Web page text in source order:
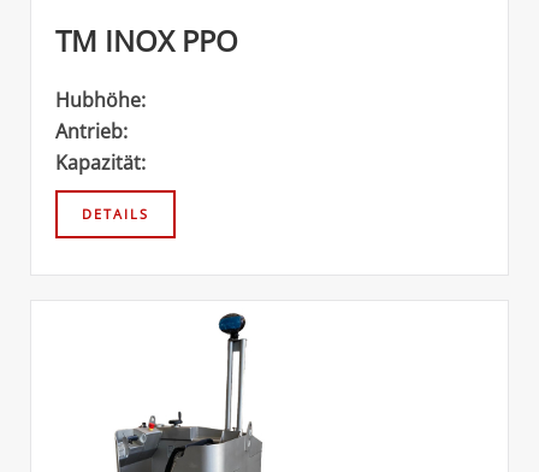
TM INOX PPO
Hubhöhe:
Antrieb:
Kapazität: